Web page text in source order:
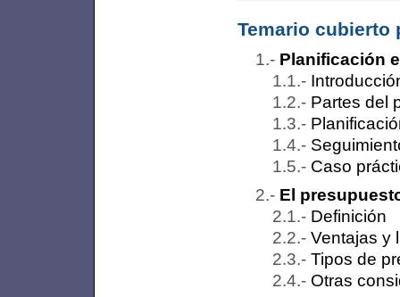
Temario cubierto
Planificación
Partes del
Caso
El
Definición
Ventajas y
Tipos de
Otras